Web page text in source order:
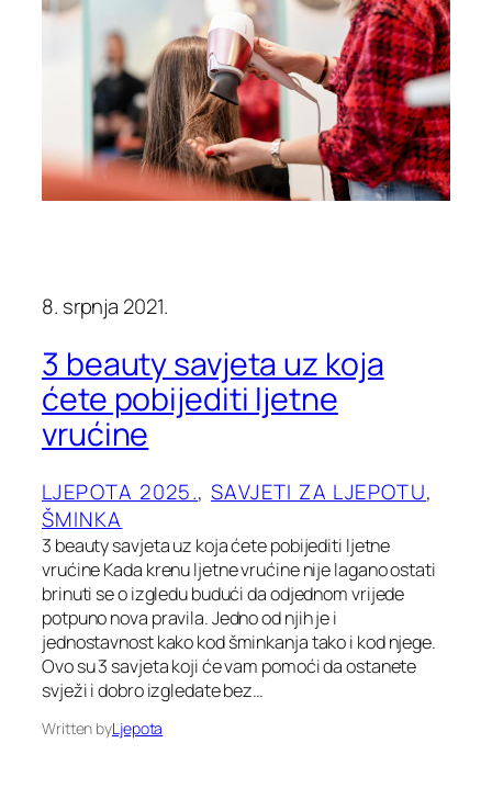
8. srpnja 2021.
3 beauty savjeta uz koja
ćete pobijediti ljetne
vrućine
LJEPOTA 2025., SAVJETI ZA LJEPOTU
ŠMINKA
3 beauty savjeta uz koja ćete pobijediti ljetne
vrućine Kada krenu ljetne vrućine nije lagano ostati
brinuti se o izgledu budući da odjednom vrijede
potpuno nova pravila. Jedno od njih je i
jednostavnost kako kod šminkanja tako i kod njege.
Ovo su 3 savjeta koji će vam pomoći da ostanete
svježi i dobro izgledate bez…
Written byLjepota